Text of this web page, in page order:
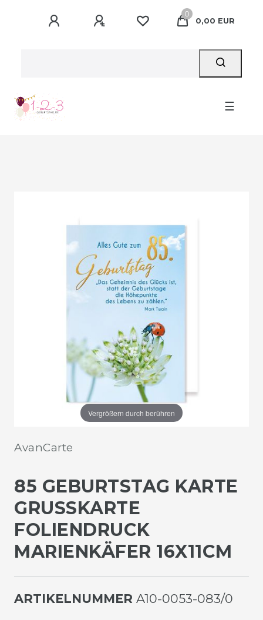
0
0,00 EUR
☰
Vergrößern durch berühren
AvanCarte
85 GEBURTSTAG KARTE
GRUSSKARTE F
OLIENDRUCK M
ARIENKÄFER 16X11CM
ARTIKELNUMMER A10-0053-083/0